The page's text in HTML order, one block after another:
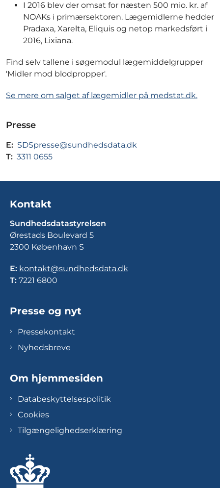
I 2016 blev der omsat for næsten 500 mio. kr. af
NOAKs i primærsektoren. Lægemidlerne hedder
Pradaxa, Xarelta, Eliquis og netop markedsført i
2016, Lixiana.
Find selv tallene i søgemodul lægemiddelgrupper
'Midler mod blodpropper'.
Se mere om salget af lægemidler på medstat.dk.
Presse
E: SDSpresse@sundhedsdata.dk
T: 3311 0655
Kontakt
Sundhedsdatastyrelsen
Ørestads Boulevard 5
2300 København S
E: kontakt@sundhedsdata.dk
T: 7221 6800
Presse og nyt
Pressekontakt
Nyhedsbreve
Om hjemmesiden
Databeskyttelsespolitik
Cookies
Tilgængelighedserklæring